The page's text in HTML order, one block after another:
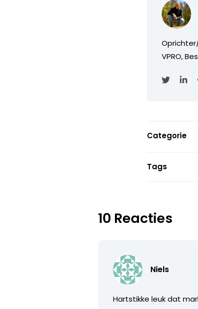
VPRO,
Categorie
Tags
10 Reacties
Niels
Hartstikke leuk dat